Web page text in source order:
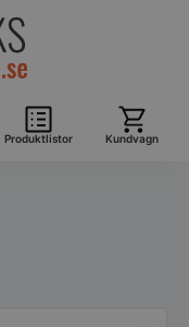
Produktlistor Kundvagn